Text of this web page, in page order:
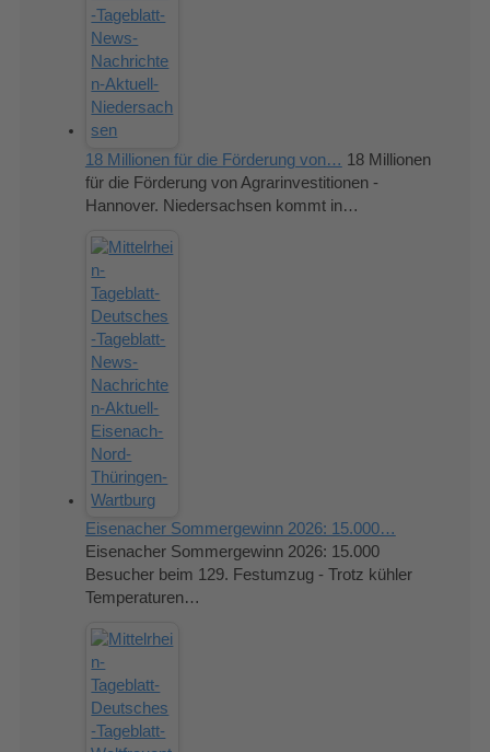
18 Millionen für die Förderung von… 18 Millionen
für die Förderung von Agrarinvestitionen -
Hannover. Niedersachsen kommt in…
Eisenacher Sommergewinn 2026: 15.000…
Eisenacher Sommergewinn 2026: 15.000
Besucher beim 129. Festumzug - Trotz kühler
Temperaturen…